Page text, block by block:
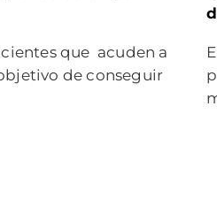
que acuden a
de conseguir